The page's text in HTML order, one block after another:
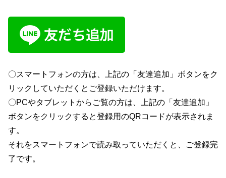
〇スマートフォンの方は、上記の「友達追加」ボタンをク
リックしていただくとご登録いただけます。
〇PCやタブレットからご覧の方は、上記の「友達追加」
ボタンをクリックすると登録用のQRコードが表示されま
す。
それをスマートフォンで読み取っていただくと、ご登録完
了です。